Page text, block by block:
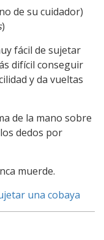
de su cuidador)
)
fácil de sujetar
difícil conseguir
y da vueltas
de la mano sobre
dedos por
muerde.
una cobaya